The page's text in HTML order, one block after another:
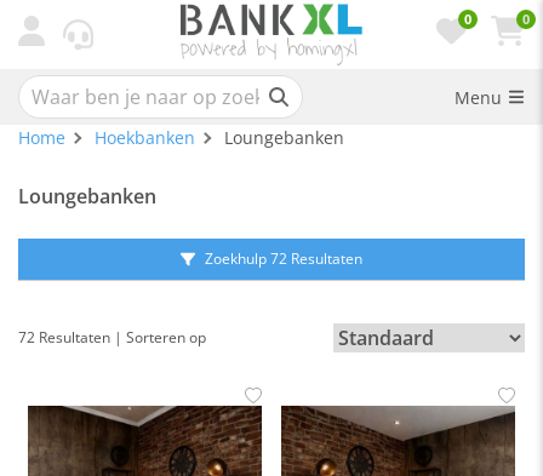
0 0
Menu
Home
Hoekbanken Loungebanken
Loungebanken
Zoekhulp 72 Resultaten
72 Resultaten | Sorteren op